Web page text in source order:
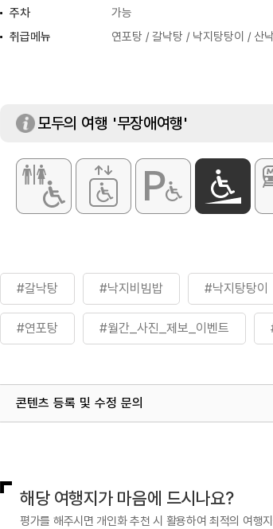
주차
가능
취급메뉴
연포탕 / 갈낙탕 / 낙지탕탕이 / 산
모두의 여행 '무장애여행'
#갈낙탕 #낙지비빔밥 #낙지탕탕이
#연포탕 #월간_사진_제보_이벤트
콘텐츠 등록 및 수정 문의
해당 여행지가 마음에 드시나요?
평가를 해주시면 개인화 추천 시 활용하여 최적의 여행